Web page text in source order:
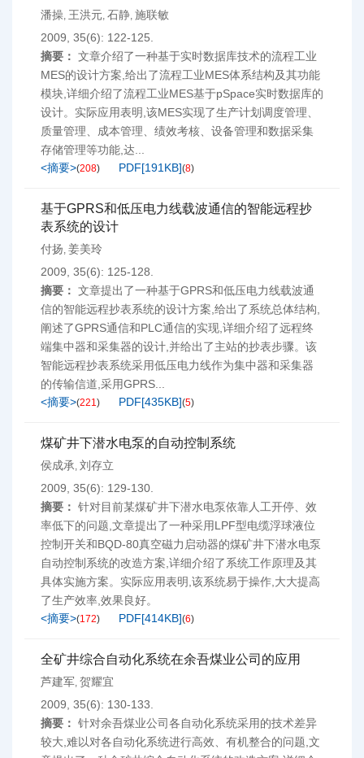
潘操, 王洪元, 石静, 施联敏
2009, 35(6): 122-125.
摘要： 文章介绍了一种基于实时数据库技术的流程工业
MES的设计方案,给出了流程工业MES体系结构及其功能
模块,详细介绍了流程工业MES基于pSpace实时数据库的
设计。实际应用表明,该MES实现了生产计划调度管理、
质量管理、成本管理、绩效考核、设备管理和数据采集
存储管理等功能,达...
<摘要>(208) PDF[191KB](8)
基于GPRS和低压电力线载波通信的智能远程抄
表系统的设计
付扬, 姜美玲
2009, 35(6): 125-128.
摘要： 文章提出了一种基于GPRS和低压电力线载波通
信的智能远程抄表系统的设计方案,给出了系统总体结构,
阐述了GPRS通信和PLC通信的实现,详细介绍了远程终
端集中器和采集器的设计,并给出了主站的抄表步骤。该
智能远程抄表系统采用低压电力线作为集中器和采集器
的传输信道,采用GPRS...
<摘要>(221) PDF[435KB](5)
煤矿井下潜水电泵的自动控制系统
侯成承, 刘存立
2009, 35(6): 129-130.
摘要： 针对目前某煤矿井下潜水电泵依靠人工开停、效
率低下的问题,文章提出了一种采用LPF型电缆浮球液位
控制开关和BQD-80真空磁力启动器的煤矿井下潜水电泵
自动控制系统的改造方案,详细介绍了系统工作原理及其
具体实施方案。实际应用表明,该系统易于操作,大大提高
了生产效率,效果良好。
<摘要>(172) PDF[414KB](6)
全矿井综合自动化系统在余吾煤业公司的应用
芦建军, 贺耀宜
2009, 35(6): 130-133.
摘要： 针对余吾煤业公司各自动化系统采用的技术差异
较大,难以对各自动化系统进行高效、有机整合的问题,文